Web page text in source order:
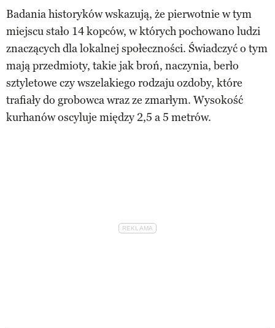
Badania historyków wskazują, że pierwotnie w tym
miejscu stało 14 kopców, w których pochowano ludzi
znaczących dla lokalnej społeczności. Świadczyć o tym
mają przedmioty, takie jak broń, naczynia, berło
sztyletowe czy wszelakiego rodzaju ozdoby, które
trafiały do grobowca wraz ze zmarłym. Wysokość
kurhanów oscyluje między 2,5 a 5 metrów.